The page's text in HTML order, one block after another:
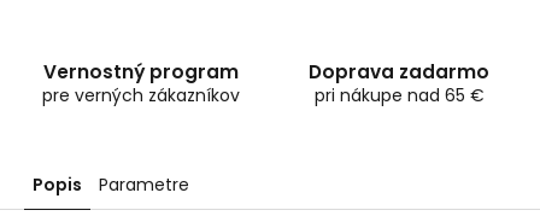
Vernostný program
pre verných zákazníkov
Doprava zadarmo
pri nákupe nad 65 €
Popis Parametre